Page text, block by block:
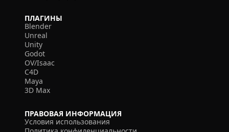
ПЛАГИНЫ
Blender
Unreal
Unity
Godot
OV/Isaac
C4D
Maya
3D Max
ПРАВОВАЯ ИНФОРМАЦИЯ
Условия использования